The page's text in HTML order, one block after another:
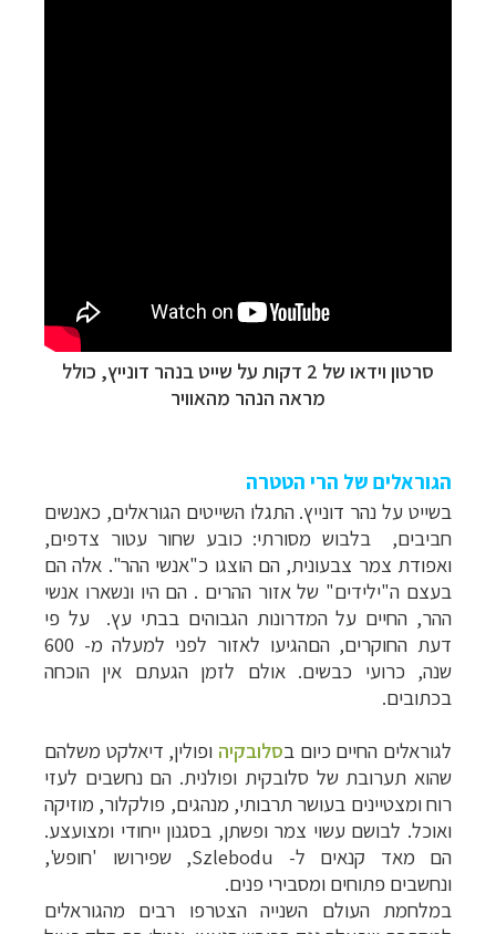
סרטון וידאו של 2 דקות על שייט בנהר דונייץ, כולל
מראה הנהר מהאוויר
הגוראלים של הרי הטטרה
בשייט על נהר דונייץ. התגלו השייטים הגוראלים, כאנשים
חביבים, בלבוש מסורתי: כובע שחור עטור צדפים,
ואפודת צמר צבעונית, הם הוצגו כ"אנשי ההר". אלה הם
בעצם ה"ילידים" של אזור ההרים . הם היו ונשארו אנשי
ההר, החיים על המדרונות הגבוהים בבתי עץ. על פי
דעת החוקרים, הםהגיעו לאזור לפני למעלה מ- 600
שנה, כרועי כבשים. אולם לזמן הגעתם אין הוכחה
בכתובים.
לגוראלים החיים כיום בסלובקיה ופולין, דיאלקט משלהם
שהוא תערובת של סלובקית ופולנית. הם נחשבים לעזי
רוח ומצטיינים בעושר תרבותי, מנהגים, פולקלור, מוזיקה
ואוכל. לבושם עשוי צמר ופשתן, בסגנון ייחודי ומצועצע.
הם מאד קנאים ל- Szlebodu, שפירושו 'חופש',
ונחשבים פתוחים ומסבירי פנים.
במלחמת העולם השנייה הצטרפו רבים מהגוראלים